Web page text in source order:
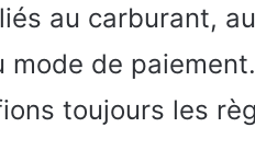
au carburant, au
mode de
toujours les